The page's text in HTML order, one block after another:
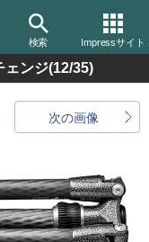
検索 Impressサイト
ェンジ(12/35)
次の画像